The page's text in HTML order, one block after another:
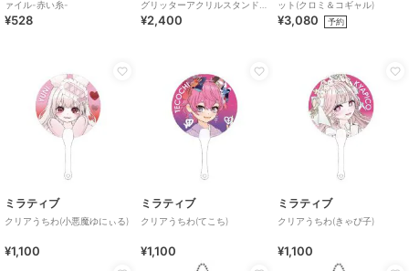
ァイル-赤い糸-
¥528
グリッターアクリルスタンド
ヌヴィレット
¥2,400
ット(クロミ＆コギャル)
¥3,080 予約
ミラティブ
クリアうちわ(小悪魔ゆにぃる)
¥1,100
ミラティブ
クリアうちわ(てこち)
¥1,100
ミラティブ
クリアうちわ(きゃぴ子)
¥1,100